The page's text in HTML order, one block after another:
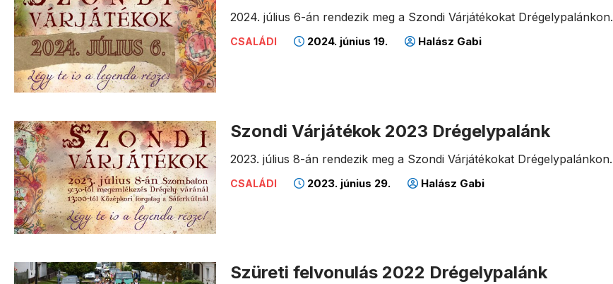
2024. július 6-án rendezik meg a Szondi Várjátékokat Drégelypalánkon.
CSALÁDI 2024. június 19. Halász Gabi
Szondi Várjátékok 2023 Drégelypalánk
2023. július 8-án rendezik meg a Szondi Várjátékokat Drégelypalánkon.
CSALÁDI 2023. június 29. Halász Gabi
Szüreti felvonulás 2022 Drégelypalánk